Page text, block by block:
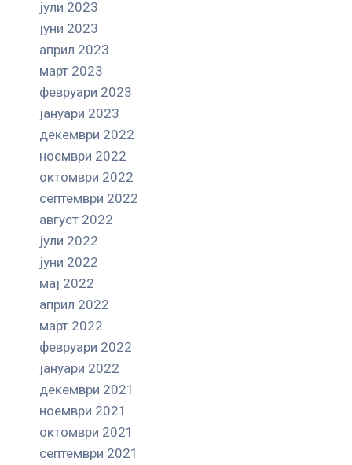
јули 2023
јуни 2023
април 2023
март 2023
февруари 2023
јануари 2023
декември 2022
ноември 2022
октомври 2022
септември 2022
август 2022
јули 2022
јуни 2022
мај 2022
април 2022
март 2022
февруари 2022
јануари 2022
декември 2021
ноември 2021
октомври 2021
септември 2021